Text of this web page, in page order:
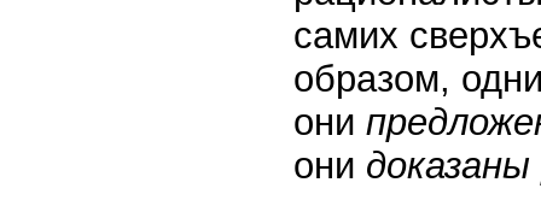
самих
образом,
они
они